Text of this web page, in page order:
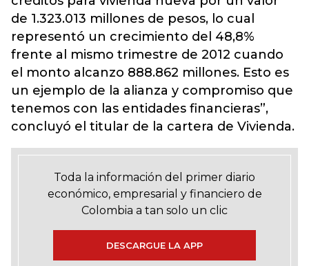
de 1.323.013 millones de pesos, lo cual
representó un crecimiento del 48,8%
frente al mismo trimestre de 2012 cuando
el monto alcanzo 888.862 millones. Esto es
un ejemplo de la alianza y compromiso que
tenemos con las entidades financieras”,
concluyó el titular de la cartera de Vivienda.
Toda la información del primer diario
económico, empresarial y financiero de
Colombia a tan solo un clic
DESCARGUE LA APP